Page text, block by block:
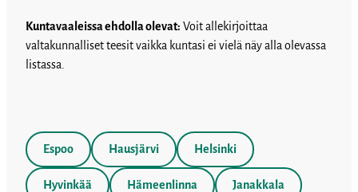
Kuntavaaleissa ehdolla olevat: Voit allekirjoittaa
valtakunnalliset teesit vaikka kuntasi ei vielä näy alla olevassa
listassa.
Espoo Hausjärvi Helsinki
Hyvinkää Hämeenlinna Janakkala